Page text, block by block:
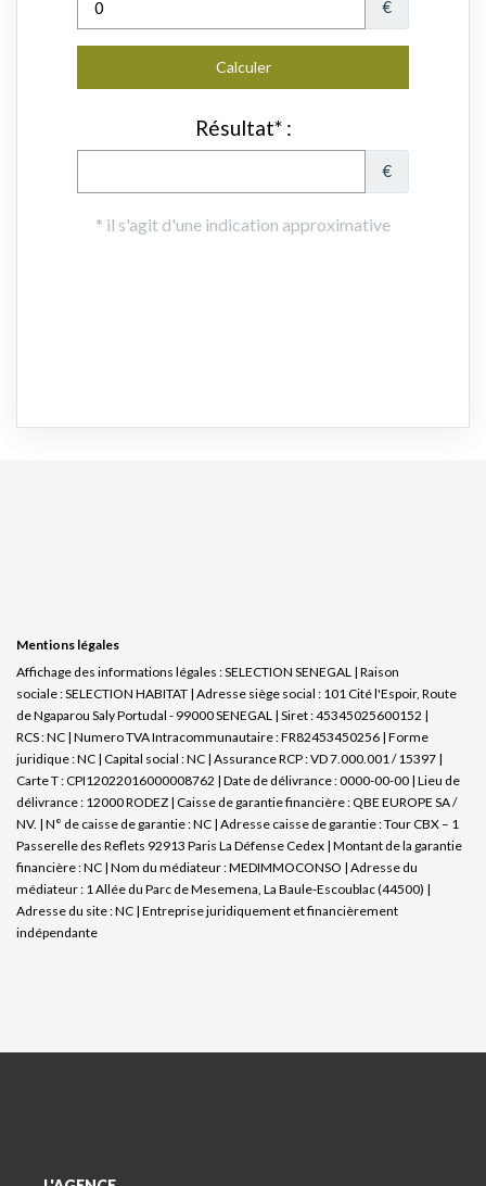
Mentions légales
Affichage des informations légales : SELECTION SENEGAL | Raison
sociale : SELECTION HABITAT | Adresse siège social : 101 Cité l'Espoir, Route
de Ngaparou Saly Portudal - 99000 SENEGAL | Siret : 45345025600152 |
RCS : NC | Numero TVA Intracommunautaire : FR82453450256 | Forme
juridique : NC | Capital social : NC | Assurance RCP : VD 7.000.001 / 15397 |
Carte T : CPI12022016000008762 | Date de délivrance : 0000-00-00 | Lieu de
délivrance : 12000 RODEZ | Caisse de garantie financière : QBE EUROPE SA /
NV. | N° de caisse de garantie : NC | Adresse caisse de garantie : Tour CBX – 1
Passerelle des Reflets 92913 Paris La Défense Cedex | Montant de la garantie
financière : NC | Nom du médiateur : MEDIMMOCONSO | Adresse du
médiateur : 1 Allée du Parc de Mesemena, La Baule-Escoublac (44500) |
Adresse du site : NC | Entreprise juridiquement et financièrement
indépendante